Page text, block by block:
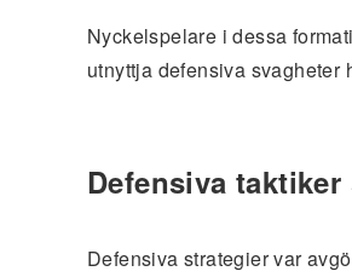
Nyckelspelare i dessa
utnyttja defensiva svagheter
Defensiva
Defensiva strategier var